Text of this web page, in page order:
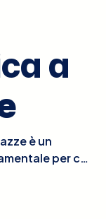
a
è un
per chi
di avere